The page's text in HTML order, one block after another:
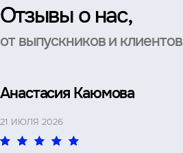
Отзывы о нас,
от выпускников и клиентов
Анастасия Каюмова
21 ИЮЛЯ 2026